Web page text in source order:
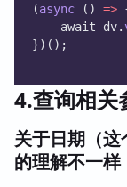
(async () =>
    await dv.
})();
4.查询相关
关于日期（
的理解不一样